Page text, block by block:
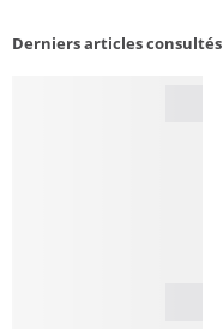
Derniers articles consultés